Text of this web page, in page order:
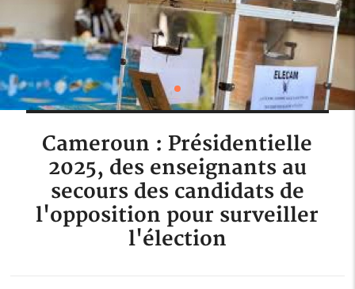
Cameroun : Présidentielle
2025, des enseignants au
secours des candidats de
l'opposition pour surveiller
l'élection